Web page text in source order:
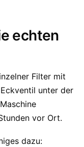
echten
Filter mit
unter der
vor Ort.
dazu: